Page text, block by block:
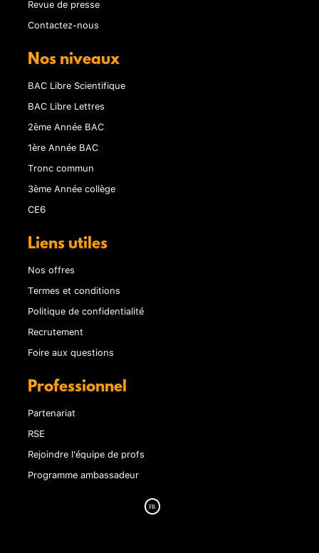
Contactez-nous
Nos niveaux
BAC Libre Scientifique
BAC Libre Lettres
2ème Année BAC
1ère Année BAC
Tronc commun
3ème Année collège
CE6
Liens utiles
Nos offres
Termes et conditions
Politique de confidentialité
Recrutement
Foire aux questions
Professionnel
Partenariat
RSE
Rejoindre l'équipe de profs
Programme ambassadeur